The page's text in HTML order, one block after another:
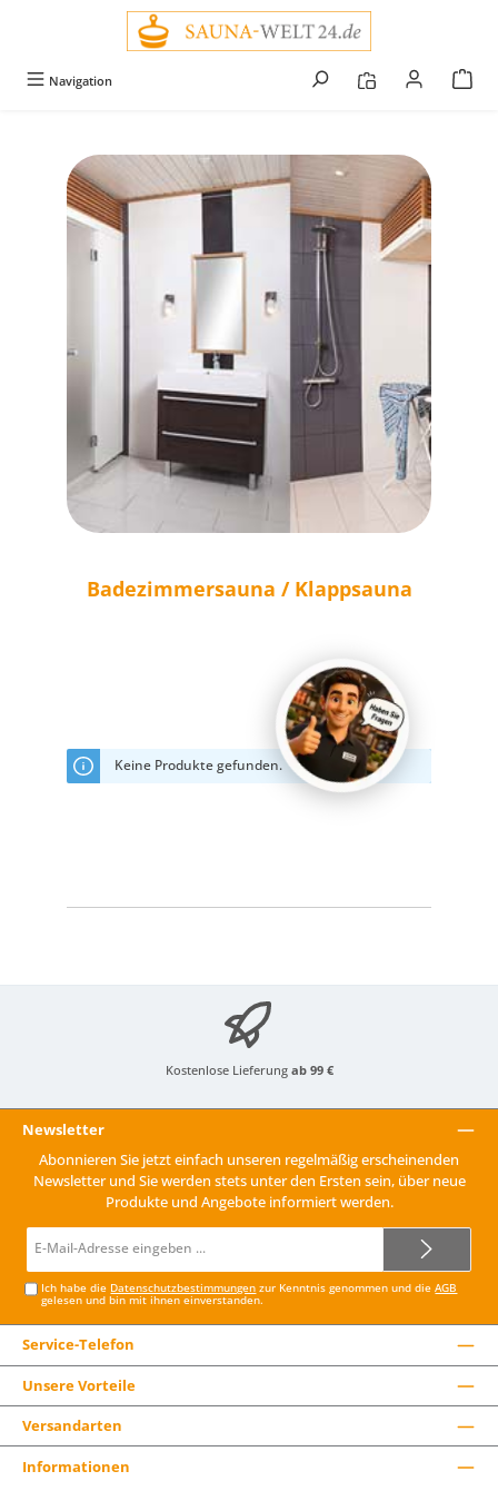
Navigation
Badezimmersauna / Klappsauna
Keine Produkte gefunden.
Kostenlose Lieferung ab 99 €
Newsletter
Abonnieren Sie jetzt einfach unseren regelmäßig erscheinenden
Newsletter und Sie werden stets unter den Ersten sein, über neue
Produkte und Angebote informiert werden.
Mail-
Ich habe die Datenschutzbestimmungen zur Kenntnis genommen und dieAGB
gelesen und bin mit ihnen einverstanden.
Service-Telefon
Unsere Vorteile
Versandarten
Informationen